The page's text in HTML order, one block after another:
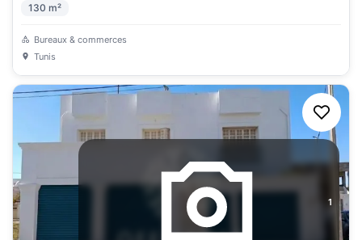
130 m²
Bureaux & commerces
Tunis
1